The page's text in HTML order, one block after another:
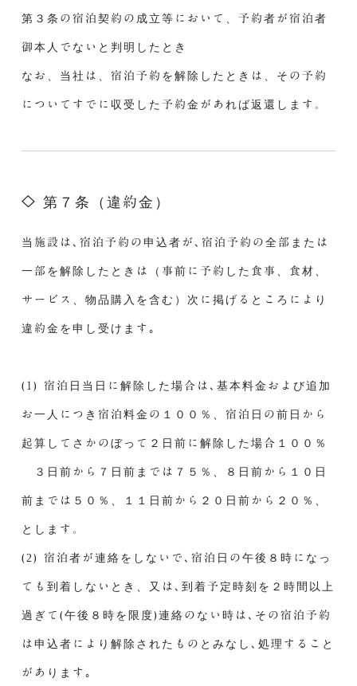
第３条の宿泊契約の成立等において、予約者が宿泊者
御本人でないと判明したとき
なお、当社は、宿泊予約を解除したときは、その予約
についてすでに収受した予約金があれば返還します。
第７条（違約金）
当施設は､宿泊予約の申込者が､宿泊予約の全部または
一部を解除したときは（事前に予約した食事、食材、
サービス、物品購入を含む）次に掲げるところにより
違約金を申し受けます｡
(1) 宿泊日当日に解除した場合は､基本料金および追加
お一人につき宿泊料金の１００％、宿泊日の前日から
起算してさかのぼって２日前に解除した場合１００％
３日前から７日前までは７５％、８日前から１０日
前までは５０％、１１日前から２０日前から２０％、
とします。
(2) 宿泊者が連絡をしないで､宿泊日の午後８時になっ
ても到着しないとき、又は､到着予定時刻を２時間以上
過ぎて(午後８時を限度)連絡のない時は､その宿泊予約
は申込者により解除されたものとみなし､処理すること
があります｡